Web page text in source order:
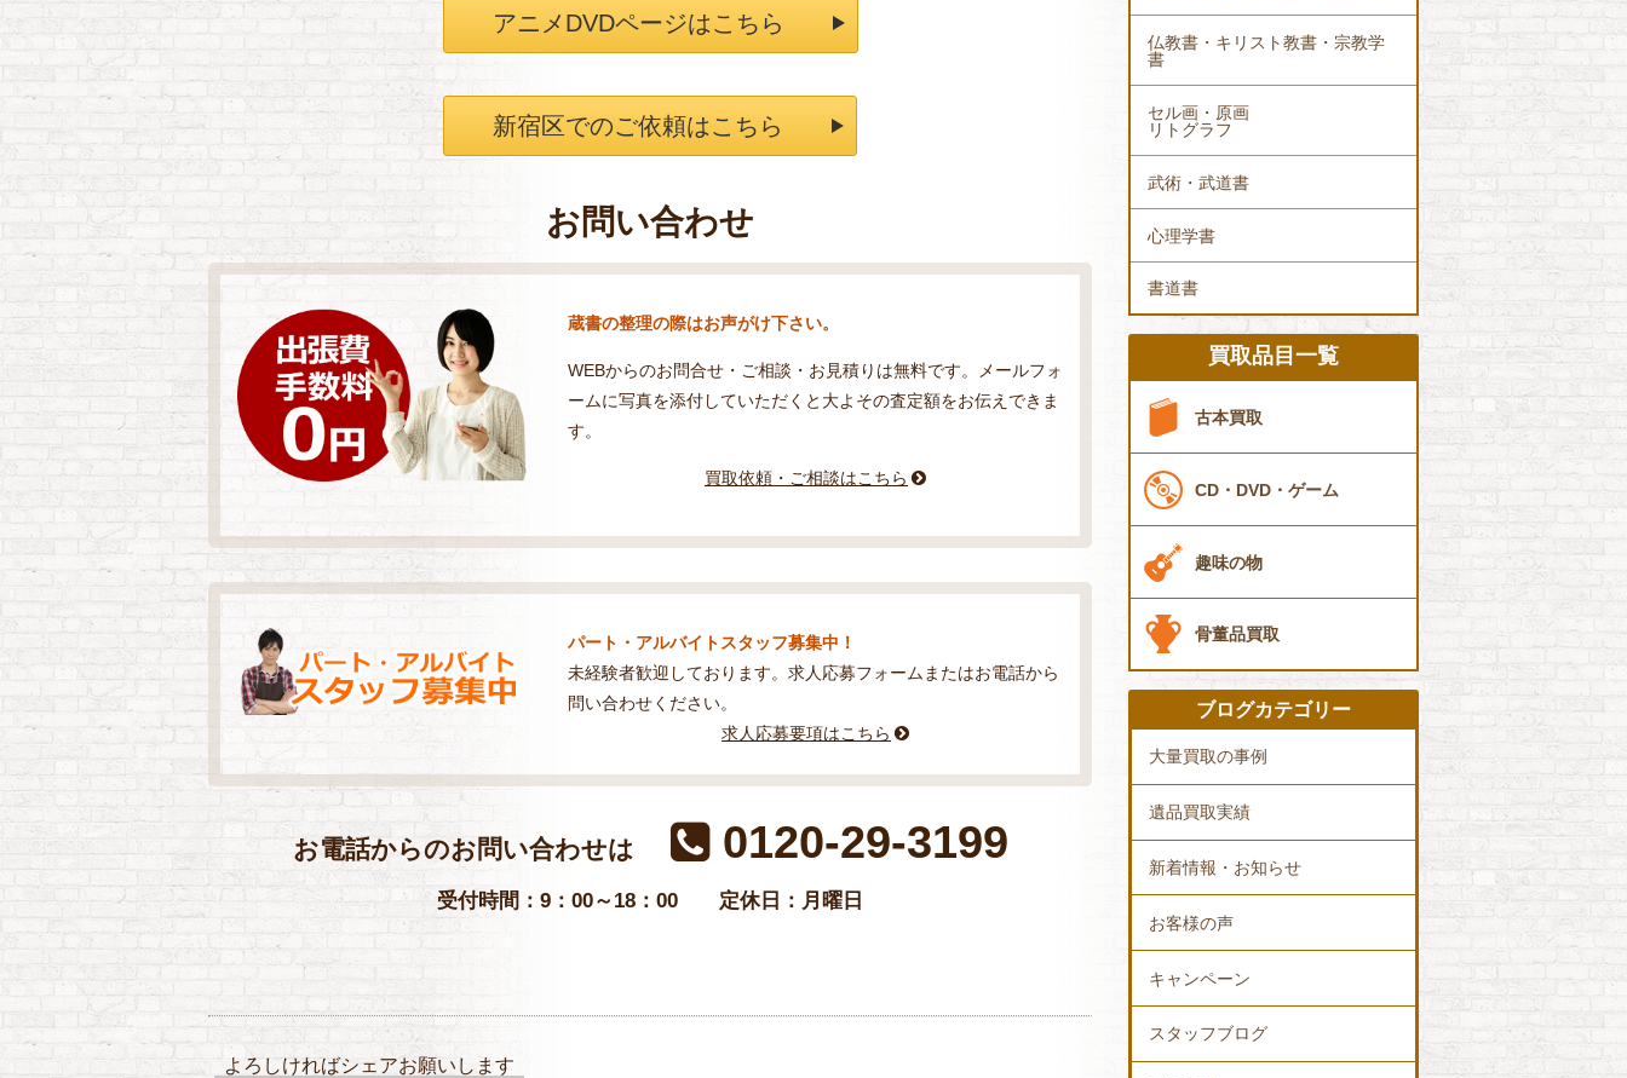
アニメDVDページはこちら
新宿区でのご依頼はこちら
お問い合わせ
蔵書の整理の際はお声がけ下さい。
WEBからのお問合せ・ご相談・お見積りは無料です。メールフォ
ームに写真を添付していただくと大よその査定額をお伝えできま
す。
買取依頼・ご相談はこちら
パート・アルバイトスタッフ募集中！
未経験者歓迎しております。求人応募フォームまたはお電話から
問い合わせください。
求人応募要項はこちら
お電話からのお問い合わせは 0120-29-3199
受付時間：9：00～18：00 定休日：月曜日
よろしければシェアお願いします
仏教書・キリスト教書・宗教学
書
セル画・原画
リトグラフ
武術・武道書
心理学書
書道書
買取品目一覧
古本買取
CD・DVD・ゲーム
趣味の物
骨董品買取
ブログカテゴリー
大量買取の事例
遺品買取実績
新着情報・お知らせ
お客様の声
キャンペーン
スタッフブログ